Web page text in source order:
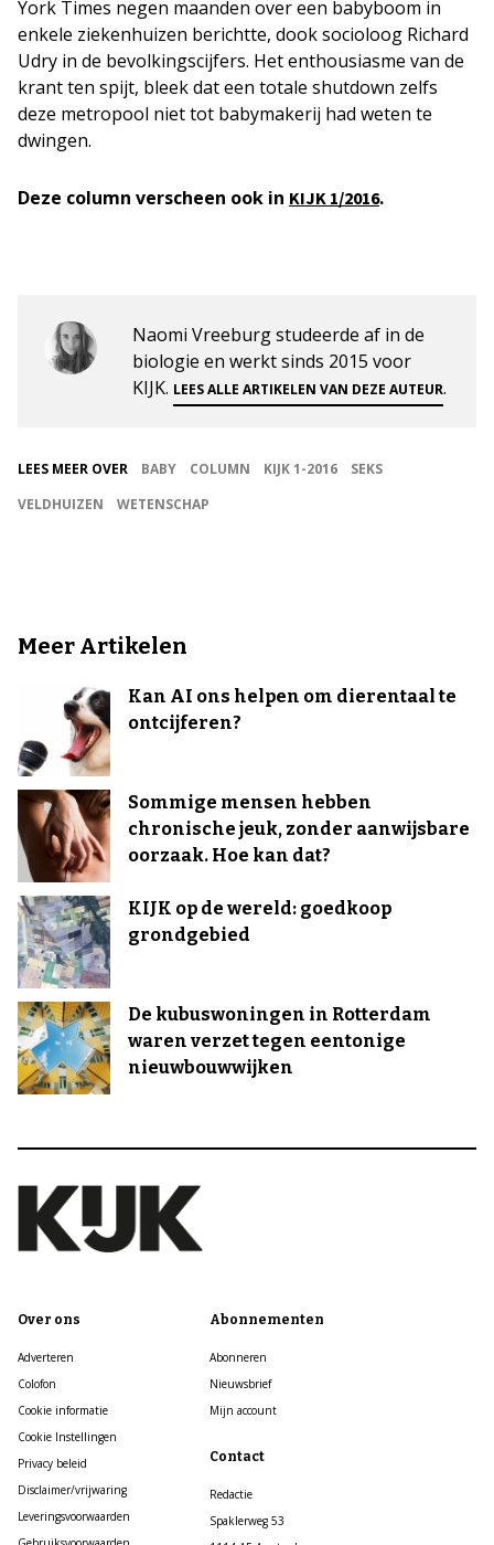
York Times negen maanden over een babyboom in
enkele ziekenhuizen berichtte, dook socioloog Richard
Udry in de bevolkingscijfers. Het enthousiasme van de
krant ten spijt, bleek dat een totale shutdown zelfs
deze metropool niet tot babymakerij had weten te
dwingen.
Deze column verscheen ook in KIJK 1/2016.
Naomi Vreeburg studeerde af in de
biologie en werkt sinds 2015 voor
KIJK. LEES ALLE ARTIKELEN VAN DEZE AUTEUR.
LEES MEER OVER BABY COLUMN KIJK 1-2016
SEKS
VELDHUIZEN
WETENSCHAP
Meer Artikelen
Kan AI ons helpen om dierentaal te
ontcijferen?
Sommige mensen hebben
chronische jeuk, zonder aanwijsbare
oorzaak. Hoe kan dat?
KIJK op de wereld: goedkoop
grondgebied
De kubuswoningen in Rotterdam
waren verzet tegen eentonige
nieuwbouwwijken
Over ons
Adverteren
Colofon
Cookie informatie
Cookie Instellingen
Privacy beleid
Disclaimer/vrijwaring
Leveringsvoorwaarden
Abonnementen
Abonneren
Nieuwsbrief
Mijn account
Contact
Redactie
Spaklerweg 53